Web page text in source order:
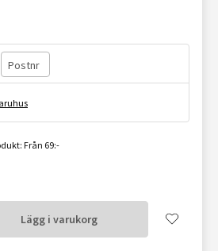
Från 69:-
Lägg i varukorg